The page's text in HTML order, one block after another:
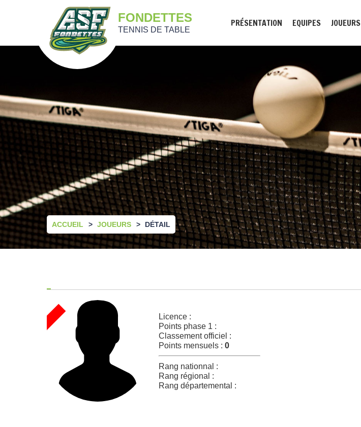
FONDETTES
TENNIS DE TABLE
PRÉSENTATION EQUIPES JOUEURS
ACCUEIL JOUEURS DÉTAIL
Licence :
Points phase 1 :
Classement officiel :
Points mensuels : 0
Rang nationnal :
Rang régional :
Rang départemental :